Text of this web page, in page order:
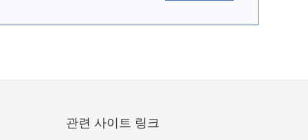
관련 사이트 링크